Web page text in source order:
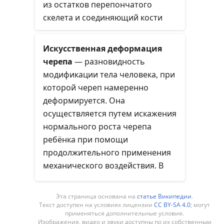
нижние — участвуют в
образовании подъязычного
из остатков перепончатого
скелета и соединяющий кости
Роднички позволяют
деформировать черепной свод,
что необходимо при родах, а
также для опережающего роста
головного мозга.
Искусственная деформация
черепа — разновидность
модификации тела человека, при
которой череп намеренно
деформируется. Она
осуществляется путем искажения
нормального роста черепа
ребёнка при помощи
продолжительного применения
механического воздействия. В
получаются черепа уплощённой,
вытянутой, округлой или
конусовидной формы.
Эта страница основана на статье Википедии.
Текст доступен на условиях лицензии CC BY-SA 4.0; могут
применяться дополнительные условия.
Изображения, видео и звуки доступны по их собственным